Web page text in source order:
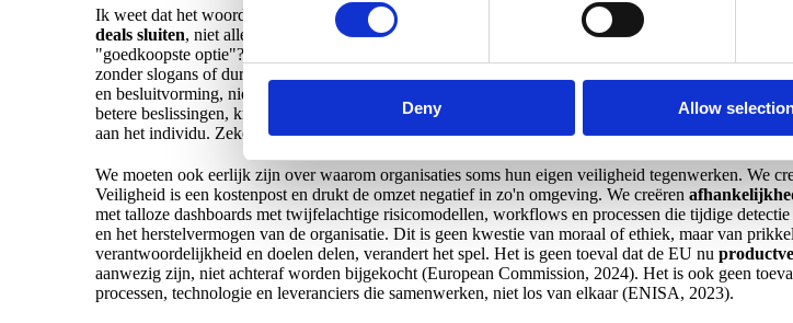
Deny Allow
Ik weet dat het woord "cultuur" soms vaag kan klinken. Daarom spreek ik liever over
deals sluiten, niet alleen snel? Wanneer krijgt een productmanager carrièrepunten voor het kiezen van
"goedkoopste optie"? Wanneer wordt een manager beoordeeld op
net zo veel als op
zonder slogans of dure bonusmodellen. De bijgewerkte aanbevelingen van de OESO koppelen
en besluitvorming, niet ernaast (OECD, 2022). Het Wereld Economisch Forum beschrijft dezelfde
betere beslissingen, krijgen minder verrassingen en meer vertrouwen op de markt (World
aan het individu. Zeker als die persoon nu juist leidinggevende wil zijn.
We moeten ook eerlijk zijn over waarom organisaties soms hun eigen veiligheid tegenwerken. We
Veiligheid is een kostenpost en drukt de omzet negatief in zo'n omgeving. We creëren
met talloze dashboards met twijfelachtige risicomodellen, workflows en processen die tijdige
en het herstelvermogen van de organisatie. Dit is geen kwestie van moraal of ethiek, maar van
verantwoordelijkheid en doelen delen, verandert het spel. Het is geen toeval dat de EU nu
aanwezig zijn, niet achteraf worden bijgekocht (European Commission, 2024). Het is ook geen
processen, technologie en leveranciers die samenwerken, niet los van elkaar (ENISA, 2023).